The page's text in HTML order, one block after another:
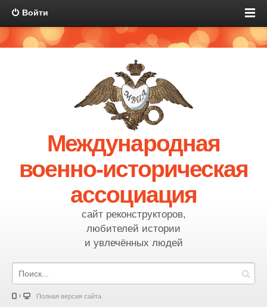
Войти
Международная
военно-историческая
ассоциация
сайт реконструкторов,
любителей истории
и увлечённых людей
Полная версия сайта